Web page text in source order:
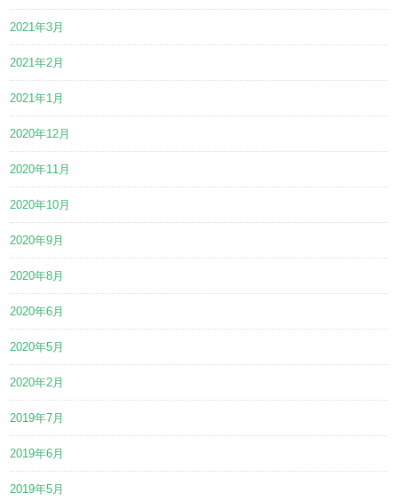
2021年3月
2021年2月
2021年1月
2020年12月
2020年11月
2020年10月
2020年9月
2020年8月
2020年6月
2020年5月
2020年2月
2019年7月
2019年6月
2019年5月